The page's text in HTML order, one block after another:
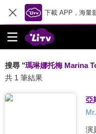
下載 APP，海量
搜尋 "瑪琳娜托梅 Marina
共 1 筆結果
亞
演